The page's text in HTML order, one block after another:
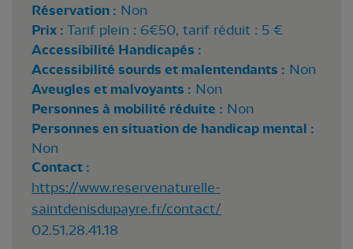
Réservation : Non
Prix : Tarif plein : 6€50, tarif réduit : 5 €
Accessibilité Handicapés :
Accessibilité sourds et malentendants : Non
Aveugles et malvoyants : Non
Personnes à mobilité réduite : Non
Personnes en situation de handicap mental :
Non
Contact :
https://www.reservenaturelle-
saintdenisdupayre.fr/contact/
02.51.28.41.18